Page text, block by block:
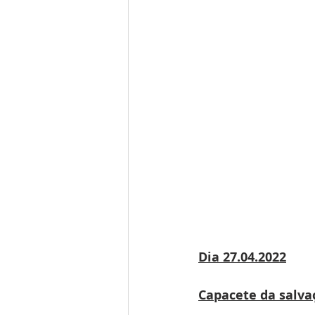
Dia 27.04.2022
Capacete da